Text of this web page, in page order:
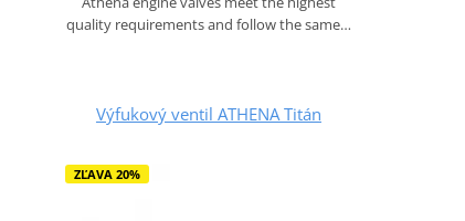
quality requirements and follow the same…
Výfukový ventil ATHENA Titán
ZĽAVA 20%